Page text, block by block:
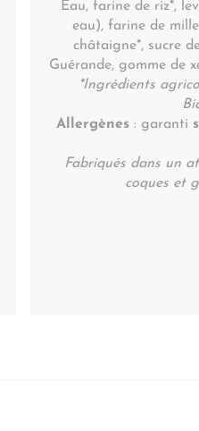
Eau, farine de riz*,
eau), farine de
châtaigne*, sucre
Guérande, gomme de
*Ingrédients
Allergènes: garanti
Fabriqués dans un
coques et